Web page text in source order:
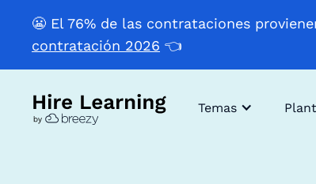
😬 El 76% de las contrataciones
contratación 2026 👈
Temas